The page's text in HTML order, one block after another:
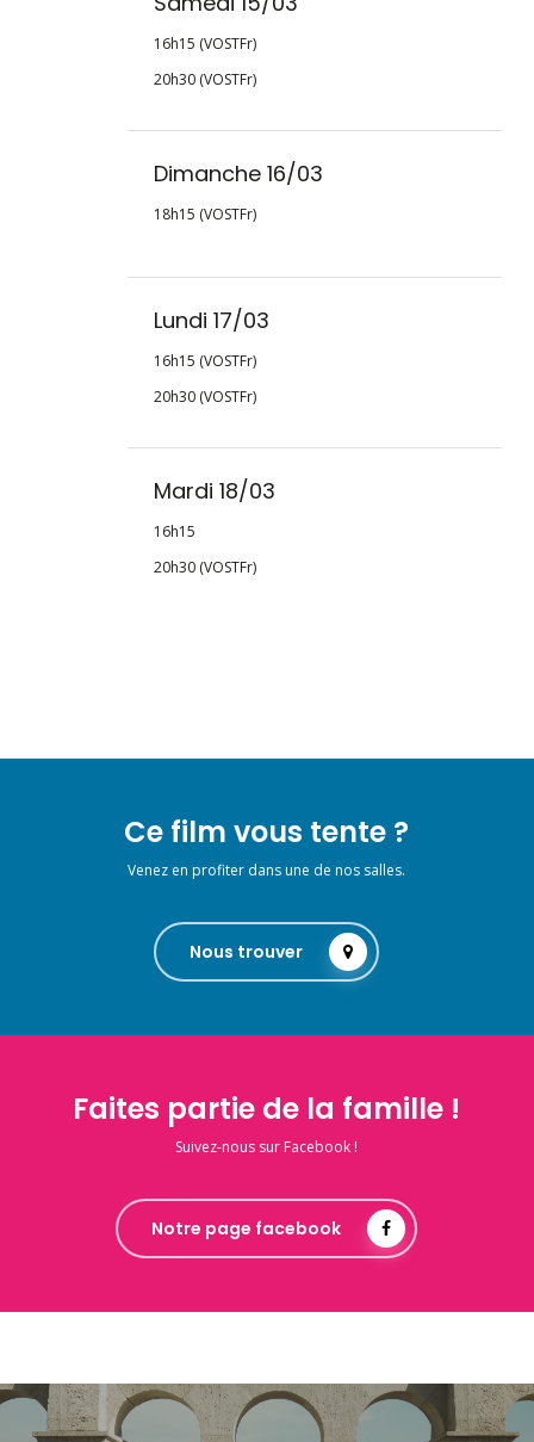
16h15 (VOSTFr)
20h30 (VOSTFr)
Dimanche 16/03
18h15 (VOSTFr)
Lundi 17/03
16h15 (VOSTFr)
20h30 (VOSTFr)
Mardi 18/03
16h15
20h30 (VOSTFr)
Ce film vous tente ?
Venez en profiter dans une de nos salles.
Nous trouver
Faites partie de la famille !
Suivez-nous sur Facebook !
Notre page facebook